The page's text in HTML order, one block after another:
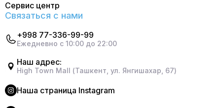
Сервис центр
Связаться с нами
+998 77-336-99-99
Ежедневно с 10:00 до 22:00
Наш адрес:
High Town Mall (Ташкент, ул. Янгишахар, 67)
Наша страница Instagram